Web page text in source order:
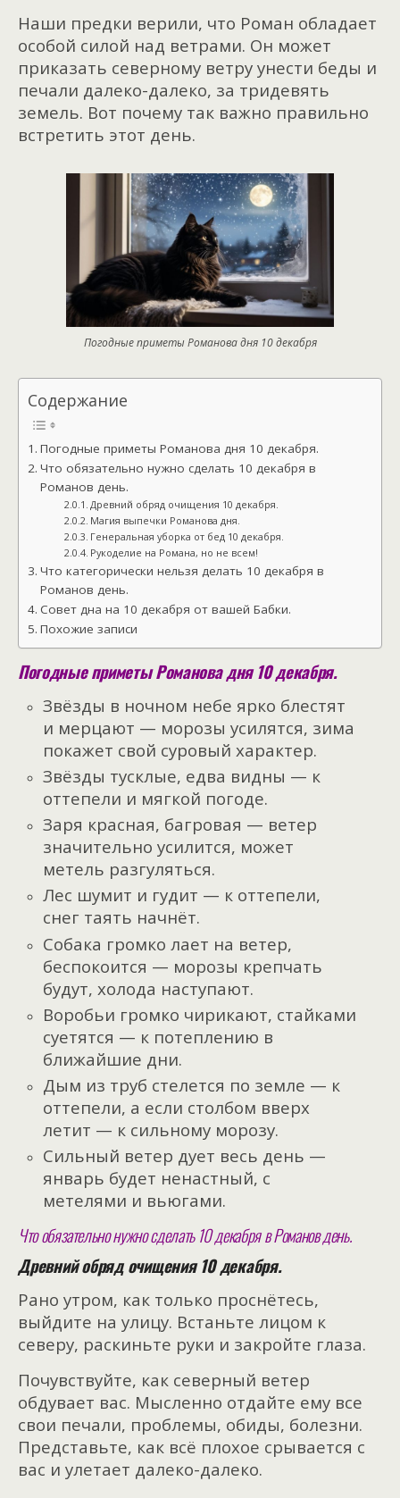
Наши предки верили, что Роман обладает
особой силой над ветрами. Он может
приказать северному ветру унести беды и
печали далеко-далеко, за тридевять
земель. Вот почему так важно правильно
встретить этот день.
Погодные приметы Романова дня 10 декабря
Содержание
Погодные приметы Романова дня 10 декабря.
Что обязательно нужно сделать 10 декабря в
Романов день.
Древний обряд очищения 10 декабря.
Магия выпечки Романова дня.
Генеральная уборка от бед 10 декабря.
Рукоделие на Романа, но не всем!
Что категорически нельзя делать 10 декабря в
Романов день.
Совет дна на 10 декабря от вашей Бабки.
Похожие записи
Погодные приметы Романова дня 10 декабря.
Звёзды в ночном небе ярко блестят
и мерцают — морозы усилятся, зима
покажет свой суровый характер.
Звёзды тусклые, едва видны — к
оттепели и мягкой погоде.
Заря красная, багровая — ветер
значительно усилится, может
метель разгуляться.
Лес шумит и гудит — к оттепели,
снег таять начнёт.
Собака громко лает на ветер,
беспокоится — морозы крепчать
будут, холода наступают.
Воробьи громко чирикают, стайками
суетятся — к потеплению в
ближайшие дни.
Дым из труб стелется по земле — к
оттепели, а если столбом вверх
летит — к сильному морозу.
Сильный ветер дует весь день —
январь будет ненастный, с
метелями и вьюгами.
Что обязательно нужно сделать 10 декабря в Романов день.
Древний обряд очищения 10 декабря.
Рано утром, как только проснётесь,
выйдите на улицу. Встаньте лицом к
северу, раскиньте руки и закройте глаза.
Почувствуйте, как северный ветер
обдувает вас. Мысленно отдайте ему все
свои печали, проблемы, обиды, болезни.
Представьте, как всё плохое срывается с
вас и улетает далеко-далеко.